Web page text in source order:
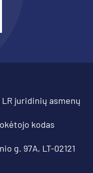
juridinių asmenų
kodas
g. 97A, LT-02121